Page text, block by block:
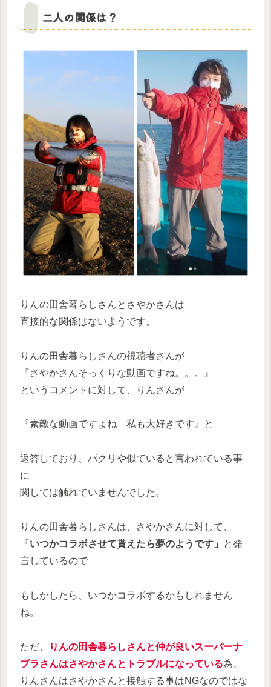
二人の関係は？
りんの田舎暮らしさんとさやかさんは
直接的な関係はないようです。
りんの田舎暮らしさんの視聴者さんが
『さやかさんそっくりな動画ですね。。。』
というコメントに対して、りんさんが
『素敵な動画ですよね 私も大好きです』と
返答しており、パクリや似ていると言われている事
に
関しては触れていませんでした。
りんの田舎暮らしさんは、さやかさんに対して、
『いつかコラボさせて貰えたら夢のようです」
と発
言しているので
もしかしたら、いつかコラボするかもしれません
ね。
ただ、
りんの田舎暮らしさんと仲が良いスーパーナ
ブラさんはさやかさんとトラブルになっている為、
りんさんはさやかさんと接触する事はNGなのではな